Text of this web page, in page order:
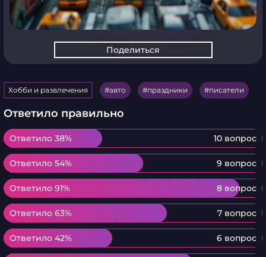
Поделиться
Хобби и развлечения авто праздники писатели
Ответило правильно
Ответило 38% 10 вопрос
Ответило 38%
Ответило 54% 9 вопрос
Ответило 54%
Ответило 91% 8 вопрос
Ответило 91%
Ответило 63% 7 вопрос
Ответило 63%
Ответило 42% 6 вопрос
Ответило 42%